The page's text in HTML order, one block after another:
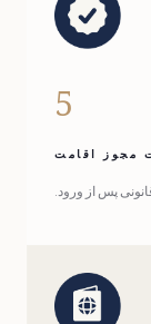
5
مجوز اقامت
پس از ورود.